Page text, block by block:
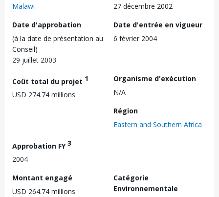
Malawi
27 décembre 2002
Date d'approbation
(à la date de présentation au
Conseil)
29 juillet 2003
Date d'entrée en vigueur
6 février 2004
Coût total du projet 1
USD 274.74 millions
Organisme d'exécution
N/A
Région
Eastern and Southern Africa
Approbation FY3
2004
Montant engagé
USD 264.74 millions
Catégorie
Environnementale